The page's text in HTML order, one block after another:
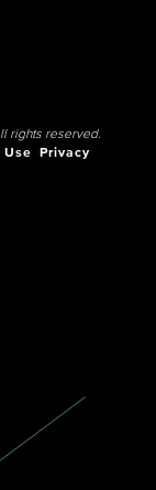
rights reserved.
Use
Privacy